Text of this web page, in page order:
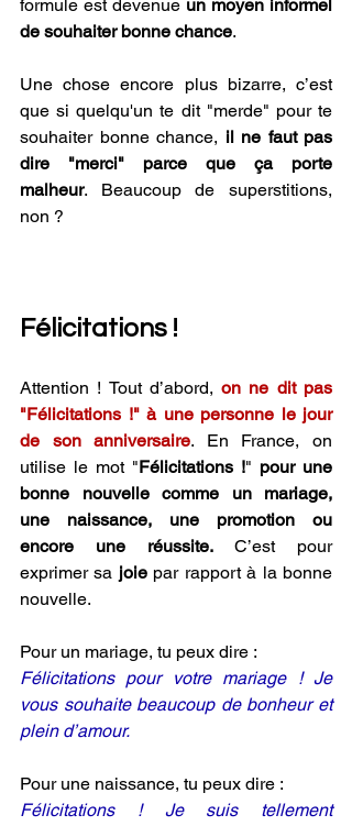
formule est devenue un moyen informel
de souhaiter bonne chance.
Une chose encore plus bizarre, c’est
que si quelqu'un te dit "merde" pour te
souhaiter bonne chance, il ne faut pas
dire "merci" parce que ça porte
malheur. Beaucoup de superstitions,
non ?
Félicitations !
Attention ! Tout d’abord, on ne dit pas
"Félicitations !" à une personne le jour
de son anniversaire. En France, on
utilise le mot "Félicitations !" pour une
bonne nouvelle comme un mariage,
une naissance, une promotion ou
encore une réussite. C’est pour
exprimer sa joie par rapport à la bonne
nouvelle.
Pour un mariage, tu peux dire :
Félicitations pour votre mariage ! Je
vous souhaite beaucoup de bonheur et
plein d’amour.
Pour une naissance, tu peux dire :
Félicitations ! Je suis tellement